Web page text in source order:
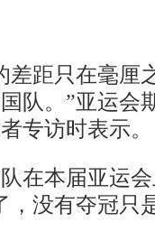
距只在毫厘
队。”亚运会
专访时表示。
本届亚运会
，没有夺冠只